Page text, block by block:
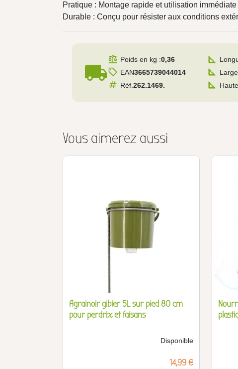
Pratique : Montage rapide et utilisation immédiate
Durable : Conçu pour résister aux conditions
local_shipping
Poids en kg :0,36
EAN3665739044014
Réf. 262.1469.
Vous aimerez aussi
Agrainoir gibier 5L sur pied 80 cm
pour perdrix et faisans
Disponible
Prix
14,99 €